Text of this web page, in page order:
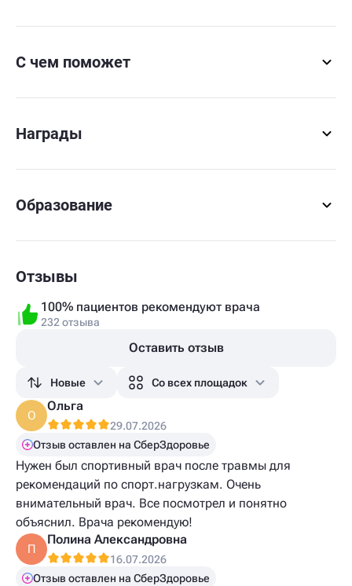
С чем поможет
Награды
Образование
Отзывы
100% пациентов рекомендуют врача
232 отзыва
Оставить отзыв
Новые Со всех площадок
О
Ольга
29.07.2026
Отзыв оставлен на СберЗдоровье
Нужен был спортивный врач после травмы для
рекомендаций по спорт.нагрузкам. Очень
внимательный врач. Все посмотрел и понятно
объяснил. Врача рекомендую!
П
Полина Александровна
16.07.2026
Отзыв оставлен на СберЗдоровье